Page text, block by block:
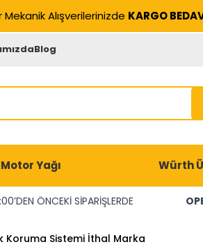
Alışverilerinizde KARGO
Blog
Motor Yağı Würth
ÖNCEKİ SİPARİŞLERDE
Koruma Sistemi İthal Marka